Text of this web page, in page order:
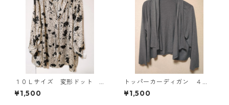
１０Ｌサイズ 変形ドット
花柄 ボウタイブラウス オ
フホワイト KAE-4776
¥1,500
トッパーカーディガン ４
Ｌ グレー KAE-4814
¥1,500